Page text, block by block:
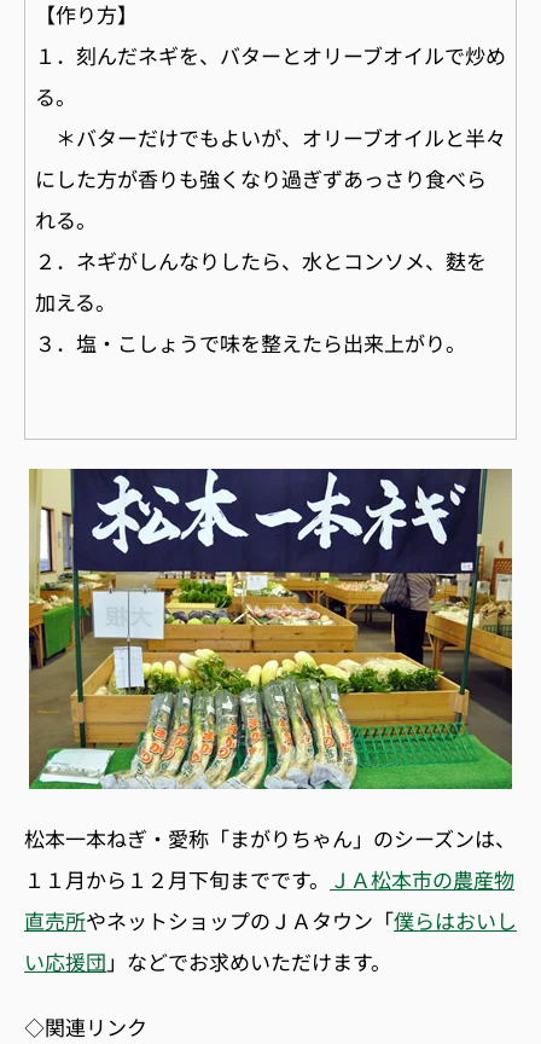
【作り方】
１．刻んだネギを、バターとオリーブオイルで炒め
る。
＊バターだけでもよいが、オリーブオイルと半々
にした方が香りも強くなり過ぎずあっさり食べら
れる。
２．ネギがしんなりしたら、水とコンソメ、麩を
加える。
３．塩・こしょうで味を整えたら出来上がり。
松本一本ねぎ・愛称「まがりちゃん」のシーズンは、
１１月から１２月下旬までです。 ＪＡ松本市の農産物
直売所やネットショップのＪＡタウン「僕らはおいし
い応援団 」などでお求めいただけます。
◇関連リンク